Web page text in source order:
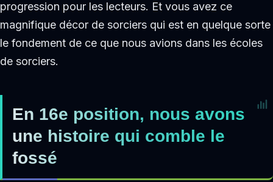
progression pour les lecteurs. Et vous avez ce
magnifique décor de sorciers qui est en quelque sorte
le fondement de ce que nous avions dans les écoles
de sorciers.
En 16e position, nous avons
une histoire qui comble le
fossé